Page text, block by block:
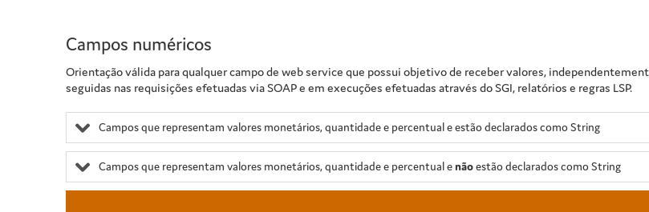
Campos numéricos
Orientação válida para qualquer campo de web service que possui objetivo de receber valores,
seguidas nas requisições efetuadas via SOAP e em execuções efetuadas através do SGI, relatórios e regras LSP.
Campos que representam valores monetários, quantidade e percentual e estão declarados como String
Campos que representam valores monetários, quantidade e percentual e nãoestão declarados como String